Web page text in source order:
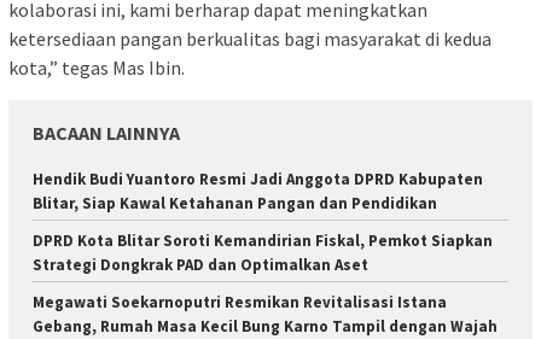
kolaborasi ini, kami berharap dapat meningkatkan
ketersediaan pangan berkualitas bagi masyarakat di kedua
kota,” tegas Mas Ibin.
BACAAN LAINNYA
Hendik Budi Yuantoro Resmi Jadi Anggota DPRD Kabupaten
Blitar, Siap Kawal Ketahanan Pangan dan Pendidikan
DPRD Kota Blitar Soroti Kemandirian Fiskal, Pemkot Siapkan
Strategi Dongkrak PAD dan Optimalkan Aset
Megawati Soekarnoputri Resmikan Revitalisasi Istana
Gebang, Rumah Masa Kecil Bung Karno Tampil dengan Wajah